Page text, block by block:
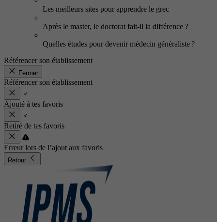
Les meilleurs sites pour apprendre le grec
Après le master, le doctorat fait-il la différence ?
Quelles études pour devenir médecin généraliste ?
Référencer son établissement
Fermer
Référencer son établissement
Ajouté à tes favoris
Retiré de tes favoris
Erreur lors de l’ajout aux favoris
Retour